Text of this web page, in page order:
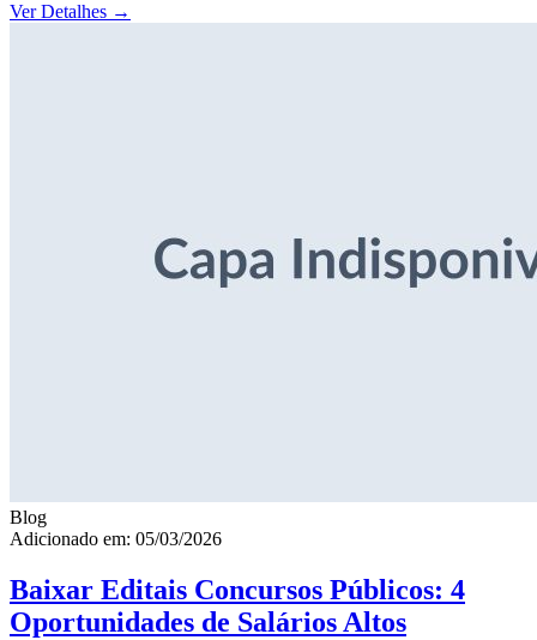
Ver Detalhes →
Blog
Adicionado em: 05/03/2026
Baixar Editais Concursos Públicos: 4
Oportunidades de Salários Altos